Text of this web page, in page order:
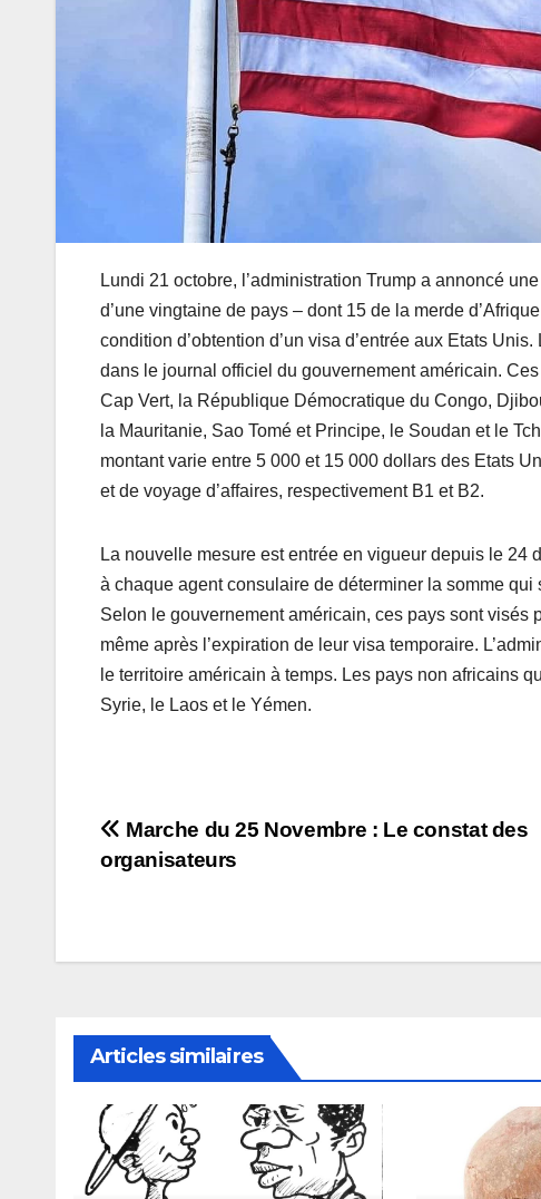
Lundi 21 octobre, l’administration Trump a annoncé
d’une vingtaine de pays – dont 15 de la merde
condition d’obtention d’un visa d’entrée aux Etats
dans le journal officiel du gouvernement américain.
Cap Vert, la République Démocratique du Congo,
la Mauritanie, Sao Tomé et Principe, le Soudan et le
montant varie entre 5 000 et 15 000 dollars des Etats
et de voyage d’affaires, respectivement B1 et B2.
La nouvelle mesure est entrée en vigueur depuis le 24
à chaque agent consulaire de déterminer la somme
Selon le gouvernement américain, ces pays sont
même après l’expiration de leur visa temporaire.
le territoire américain à temps. Les pays non africains
Syrie, le Laos et le Yémen.
Navigation
de
Marche du 25 Novembre : Le constat des
organisateurs
Articles similaires